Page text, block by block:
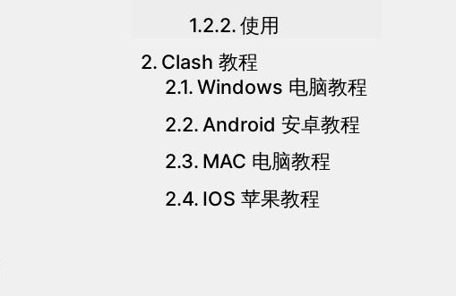
使用
Clash 教程
Windows 电脑教程
Android 安卓教程
MAC 电脑教程
IOS 苹果教程